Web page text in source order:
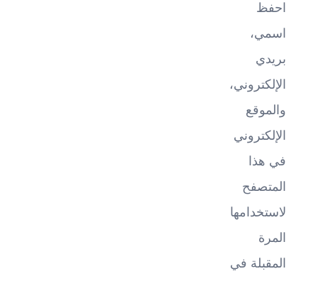
احفظ
اسمي،
بريدي
الإلكتروني،
والموقع
الإلكتروني
في هذا
المتصفح
لاستخدامها
المرة
المقبلة في